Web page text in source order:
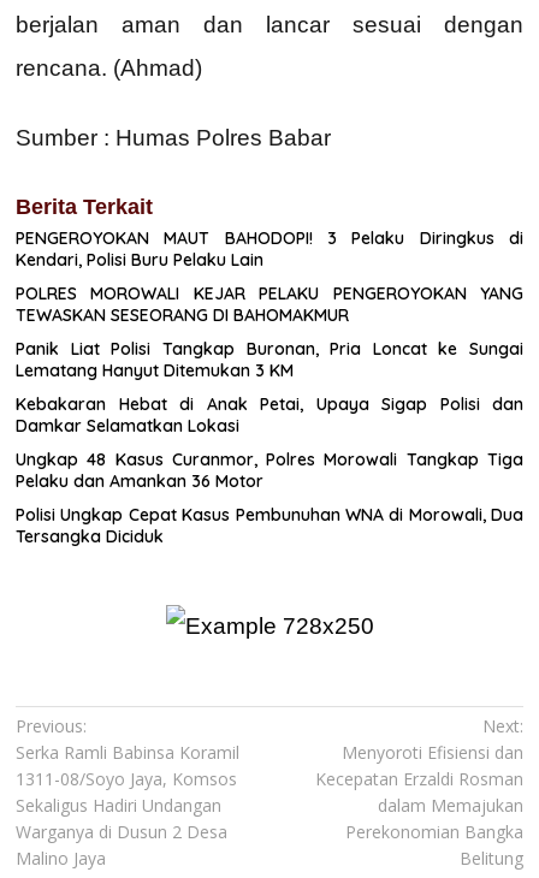
berjalan aman dan lancar sesuai dengan
rencana. (Ahmad)
Sumber : Humas Polres Babar
Berita Terkait
PENGEROYOKAN MAUT BAHODOPI! 3 Pelaku Diringkus di
Kendari, Polisi Buru Pelaku Lain
POLRES MOROWALI KEJAR PELAKU PENGEROYOKAN YANG
TEWASKAN SESEORANG DI BAHOMAKMUR
Panik Liat Polisi Tangkap Buronan, Pria Loncat ke Sungai
Lematang Hanyut Ditemukan 3 KM
Kebakaran Hebat di Anak Petai, Upaya Sigap Polisi dan
Damkar Selamatkan Lokasi
Ungkap 48 Kasus Curanmor, Polres Morowali Tangkap Tiga
Pelaku dan Amankan 36 Motor
Polisi Ungkap Cepat Kasus Pembunuhan WNA di Morowali, Dua
Tersangka Diciduk
Navigasi
pos
Previous:
Serka Ramli Babinsa Koramil
1311-08/Soyo Jaya, Komsos
Sekaligus Hadiri Undangan
Warganya di Dusun 2 Desa
Malino Jaya
Next:
Menyoroti Efisiensi dan
Kecepatan Erzaldi Rosman
dalam Memajukan
Perekonomian Bangka
Belitung